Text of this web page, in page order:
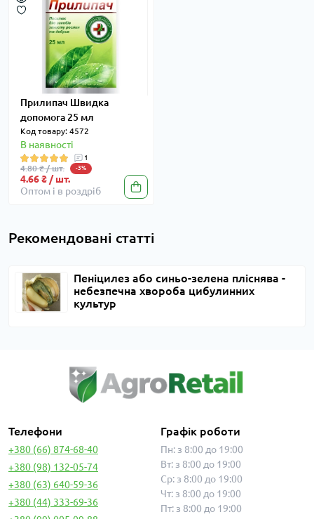
Прилипач Швидка
допомога 25 мл
Код товару: 4572
В наявності
1
4.80 ₴ / шт. -3%
4.66 ₴ / шт.
Оптом і в роздріб
Рекомендовані статті
Пеніцилез або синьо-зелена пліснява -
небезпечна хвороба цибулинних
культур
Телефони
+380 (66) 874-68-40
+380 (98) 132-05-74
+380 (63) 640-59-36
+380 (44) 333-69-36
Графік роботи
Пн: з 8:00 до 19:00
Вт: з 8:00 до 19:00
Ср: з 8:00 до 19:00
Чт: з 8:00 до 19:00
Пт: з 8:00 до 19:00